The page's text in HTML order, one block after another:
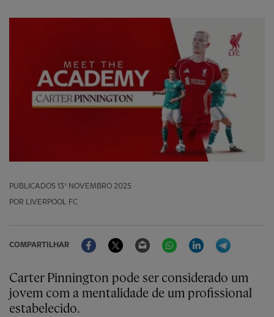
PUBLICADOS 13º NOVEMBRO 2025
POR LIVERPOOL FC
COMPARTILHAR
FacebookTwitter Email WhatsAppLinkedIn
Carter Pinnington pode ser considerado um
jovem com a mentalidade de um profissional
estabelecido.